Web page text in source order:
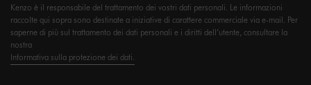
Kenzo è il responsabile del trattamento dei vostri dati personali. Le informazioni
raccolte qui sopra sono destinate a iniziative di carattere commerciale via e-mail. Per
saperne di più sul trattamento dei dati personali e i diritti dell’utente, consultare la
nostra
Informativa sulla protezione dei dati.